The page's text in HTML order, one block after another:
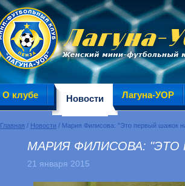
О клубе Новости Лагуна-УОР
Главная / Новости / Мария Филисова: "Это первый шажок
МАРИЯ ФИЛИСОВА:
21 января 2015